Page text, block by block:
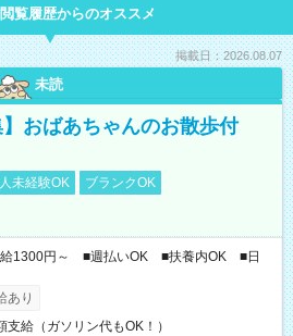
覧履歴からのオススメ
掲載日：2026.08.07
未読
】おばあちゃんのお散歩付
未経験OK
ブランクOK
給1300円～ ■週払いOK ■扶養内OK ■日
あり
支給（ガソリン代もOK！）